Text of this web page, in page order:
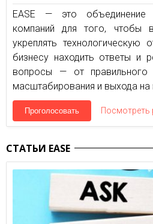
EASE — это объединение
компаний для того, чтобы
укреплять
бизнесу находить ответы и
вопросы — от правильного
масштабирования и выхода на
Проголосовать Посмотреть
СТАТЬИ EASE